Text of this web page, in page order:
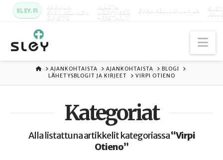
SLEY.FI KARKUN
EVANKELINEN
OPISTO
MAATA
NÄKYVISSÄ
-FESTARIT
EVANKELIUMIJUHLA
ETUSIVU
AJANKOHTAISTA AJANKOHTAISTA
BLOGI
LÄHETYSBLOGIT JA KIRJEET
VIRPI OTIENO
Kategoriat
Alla listattuna artikkelit kategoriassa“Virpi
Otieno”